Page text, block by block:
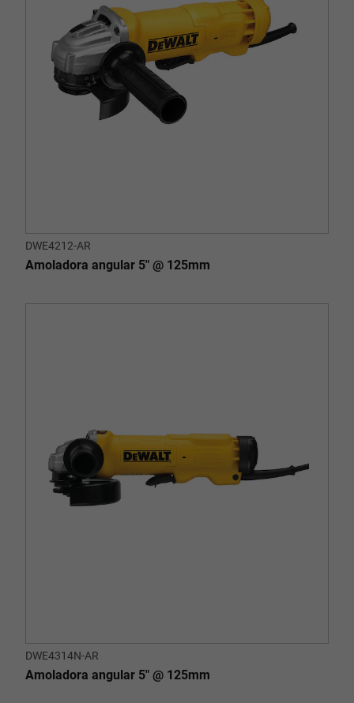
DWE4212-AR
Amoladora angular 5" @ 125mm
DWE4314N-AR
Amoladora angular 5" @ 125mm